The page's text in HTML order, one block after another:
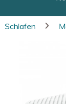
Schlafen